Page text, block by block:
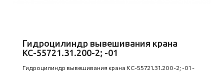
Гидроцилиндр вывешивания крана
КС-55721.31.200-2; -01
Гидроцилиндр вывешивания крана КС-55721.31.200-2; -01 -